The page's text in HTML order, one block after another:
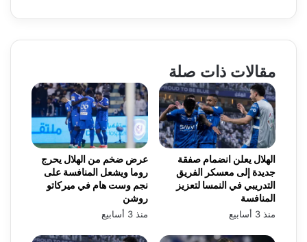
مقالات ذات صلة
عرض ضخم من الهلال يحرج
روما ويشعل المنافسة على
نجم وست هام في ميركاتو
روشن
منذ 3 أسابيع
الهلال يعلن انضمام صفقة
جديدة إلى معسكر الفريق
التدريبي في النمسا لتعزيز
المنافسة
منذ 3 أسابيع